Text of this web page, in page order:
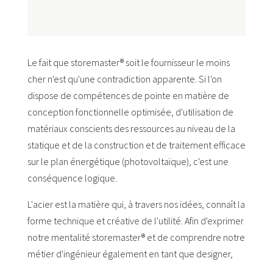
Le fait que storemaster® soit le fournisseur le moins
cher n'est qu'une contradiction apparente. Si l'on
dispose de compétences de pointe en matière de
conception fonctionnelle optimisée, d'utilisation de
matériaux conscients des ressources au niveau de la
statique et de la construction et de traitement efficace
sur le plan énergétique (photovoltaïque), c'est une
conséquence logique.
L'acier est la matière qui, à travers nos idées, connaît la
forme technique et créative de l'utilité. Afin d'exprimer
notre mentalité storemaster® et de comprendre notre
métier d'ingénieur également en tant que designer,